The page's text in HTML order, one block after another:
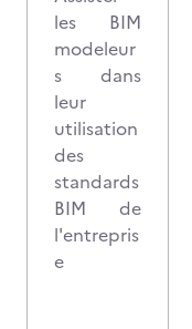
les BIM
modeleur
s dans
leur
utilisation
des
standards
BIM de
l'entrepris
e